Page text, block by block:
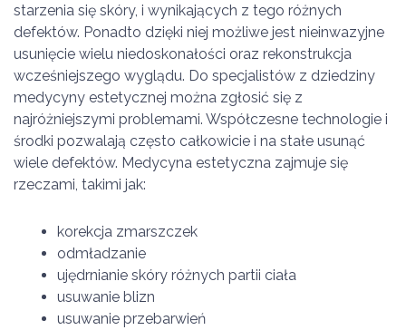
starzenia się skóry, i wynikających z tego różnych
defektów. Ponadto dzięki niej możliwe jest nieinwazyjne
usunięcie wielu niedoskonałości oraz rekonstrukcja
wcześniejszego wyglądu. Do specjalistów z dziedziny
medycyny estetycznej można zgłosić się z
najróżniejszymi problemami. Współczesne technologie i
środki pozwalają często całkowicie i na stałe usunąć
wiele defektów. Medycyna estetyczna zajmuje się
rzeczami, takimi jak:
korekcja zmarszczek
odmładzanie
ujędrnianie skóry różnych partii ciała
usuwanie blizn
usuwanie przebarwień